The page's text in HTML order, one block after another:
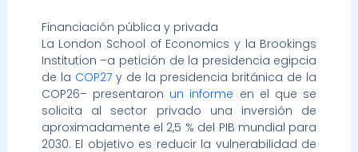
Financiación pública y privada
La London School of Economics y la Brookings
Institution –a petición de la presidencia egipcia
de la COP27y de la presidencia británica de la
COP26– presentaron un informe en el que se
solicita al sector privado una inversión de
aproximadamente el 2,5 % del PIB mundial para
2030. El objetivo es reducir la vulnerabilidad de